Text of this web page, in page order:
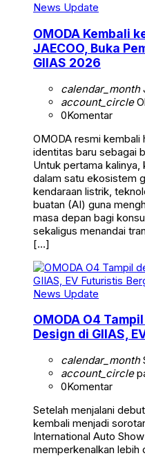
News Update
OMODA Kembali
JAECOO, Buka
GIIAS 2026
calendar_month
account_circle
0Komentar
OMODA resmi kembali
identitas baru sebagai
Untuk pertama
dalam satu ekosistem
kendaraan listrik,
buatan (AI) guna
masa depan bagi
sekaligus menandai
[…]
News Update
OMODA O4
Design di GIIAS,
calendar_month
account_circle
0Komentar
Setelah menjalani
kembali menjadi
International Auto
memperkenalkan